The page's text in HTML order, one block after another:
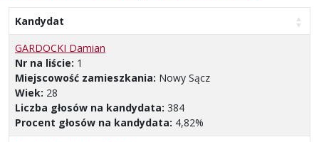
Kandydat
GARDOCKI Damian
Nr na liście: 1
Miejscowość zamieszkania: Nowy Sącz
Wiek: 28
Liczba głosów na kandydata: 384
Procent głosów na kandydata: 4,82%